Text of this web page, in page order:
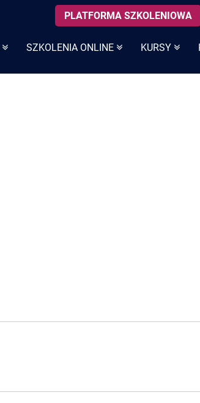
SZKOLENIA ONLINE KURSY
PLATFORMA SZKOLENIOWA